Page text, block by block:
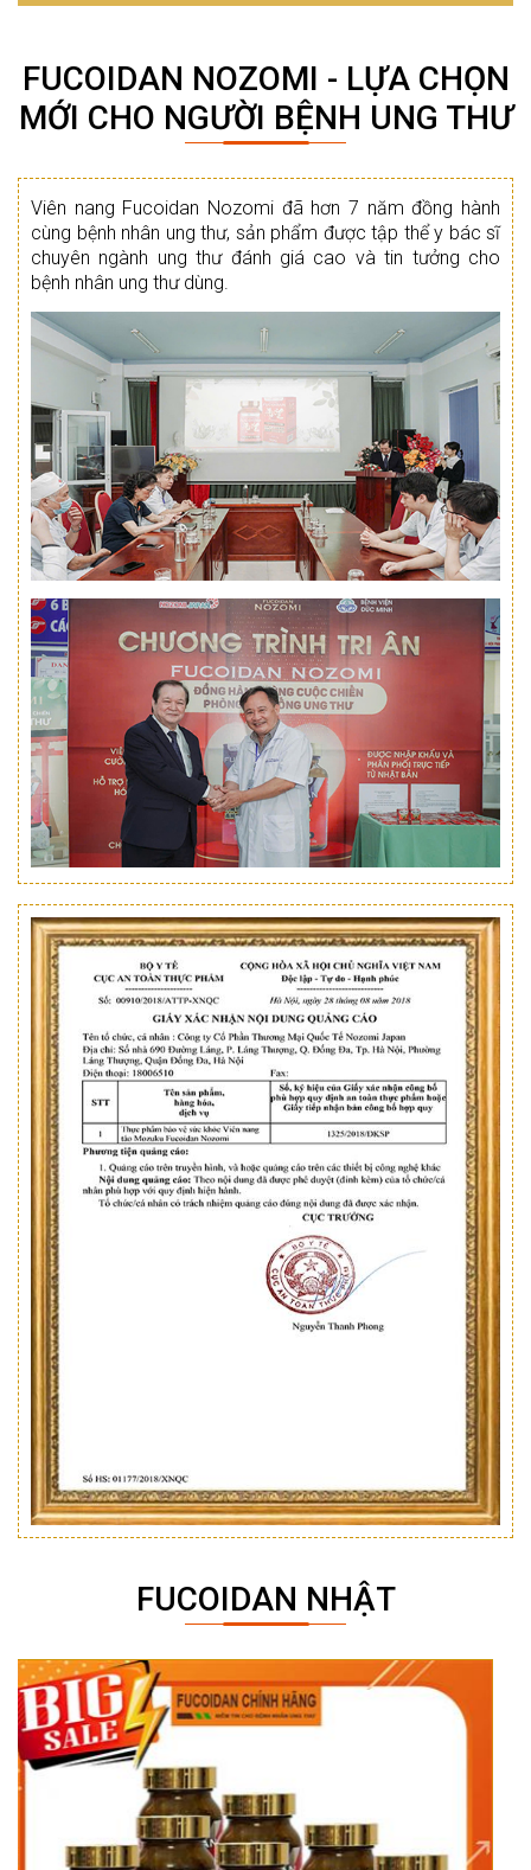
FUCOIDAN NOZOMI - LỰA CHỌN
MỚI CHO NGƯỜI BỆNH UNG THƯ
Viên nang Fucoidan Nozomi đã hơn 7 năm đồng hành
cùng bệnh nhân ung thư, sản phẩm được tập thể y bác sĩ
chuyên ngành ung thư đánh giá cao và tin tưởng cho
bệnh nhân ung thư dùng.
FUCOIDAN NHẬT